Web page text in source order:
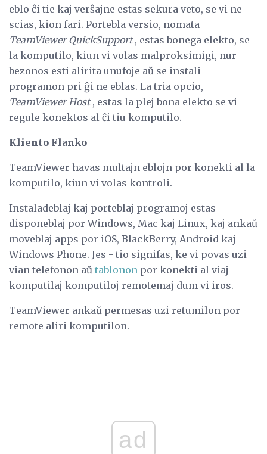
eblo ĉi tie kaj verŝajne estas sekura veto, se vi ne
scias, kion fari. Portebla versio, nomata
TeamViewer QuickSupport, estas bonega elekto, se
la komputilo, kiun vi volas malproksimigi, nur
bezonos esti alirita unufoje aŭ se instali
programon pri ĝi ne eblas. La tria opcio,
TeamViewer Host, estas la plej bona elekto se vi
regule konektos al ĉi tiu komputilo.
Kliento Flanko
TeamViewer havas multajn eblojn por konekti al la
komputilo, kiun vi volas kontroli.
Instaladeblaj kaj porteblaj programoj estas
disponeblaj por Windows, Mac kaj Linux, kaj ankaŭ
moveblaj apps por iOS, BlackBerry, Android kaj
Windows Phone. Jes - tio signifas, ke vi povas uzi
vian telefonon aŭ tablonon por konekti al viaj
komputilaj komputiloj remotemaj dum vi iros.
TeamViewer ankaŭ permesas uzi retumilon por
remote aliri komputilon.
ad